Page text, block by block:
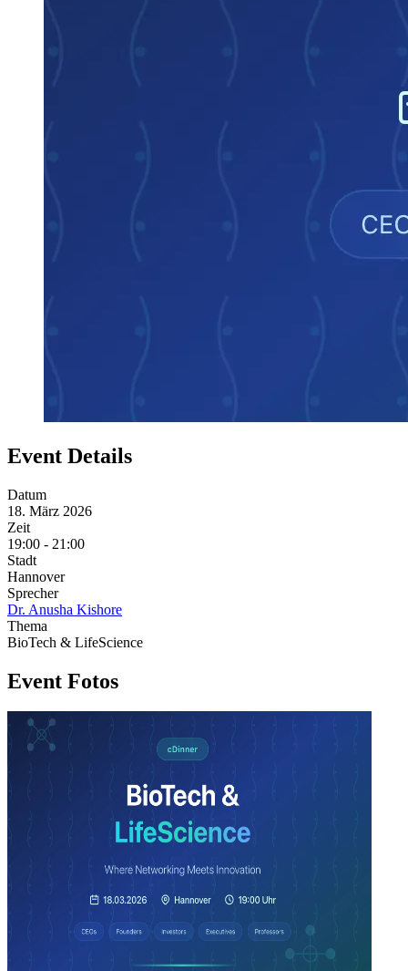
Event Details
Datum
18. März 2026
Zeit
19:00 - 21:00
Stadt
Hannover
Sprecher
Dr. Anusha Kishore
Thema
BioTech & LifeScience
Event Fotos